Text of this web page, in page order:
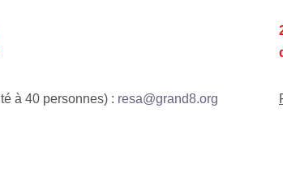
à 40 personnes) : resa@grand8.org